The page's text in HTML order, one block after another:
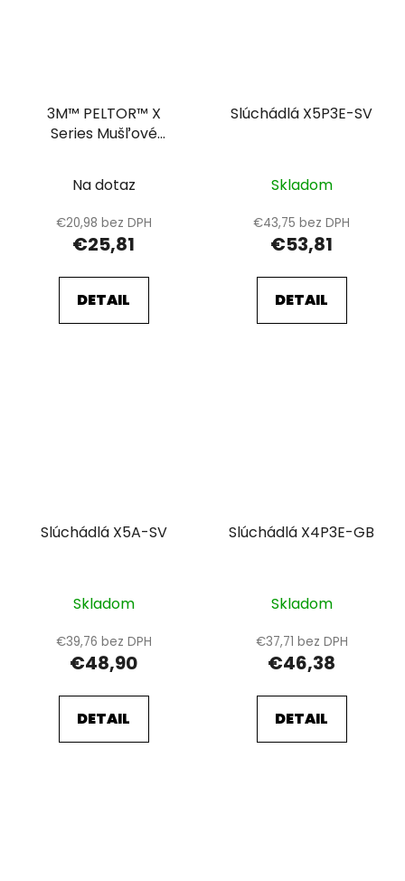
3M™ PELTOR™ X
Series Mušľové
Na dotaz
€20,98 bez DPH
€25,81
DETAIL
Slúchádlá X5P3E-SV
Skladom
€43,75 bez DPH
€53,81
DETAIL
Slúchádlá X5A-SV
Skladom
€39,76 bez DPH
€48,90
DETAIL
Slúchádlá X4P3E-GB
Skladom
€37,71 bez DPH
€46,38
DETAIL